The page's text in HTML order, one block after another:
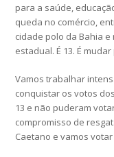
para a saúde,
queda no comércio,
cidade polo da Bahia
estadual. É 13. É
Vamos trabalhar
conquistar os votos
13 e não puderam
compromisso de
Caetano e vamos